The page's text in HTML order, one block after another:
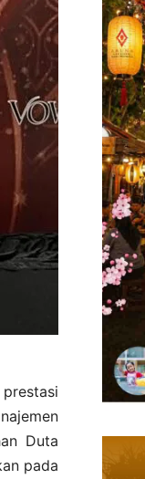
Duta
pada